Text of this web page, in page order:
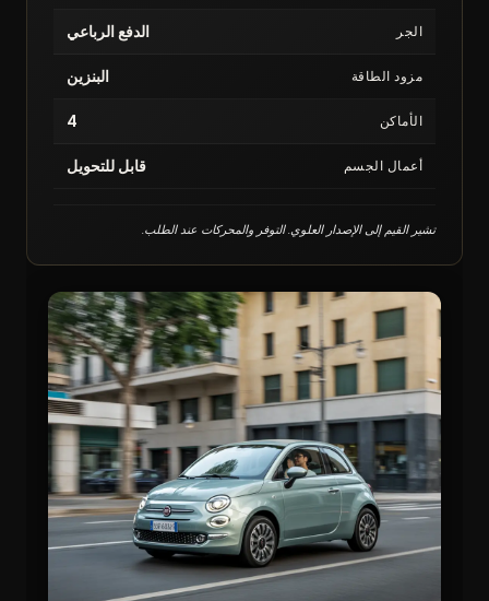
الجر الدفع الرباعي
مزود الطاقة البنزين
الأماكن 4
أعمال الجسم قابل للتحويل
تشير القيم إلى الإصدار العلوي. التوفر والمحركات عند الطلب.